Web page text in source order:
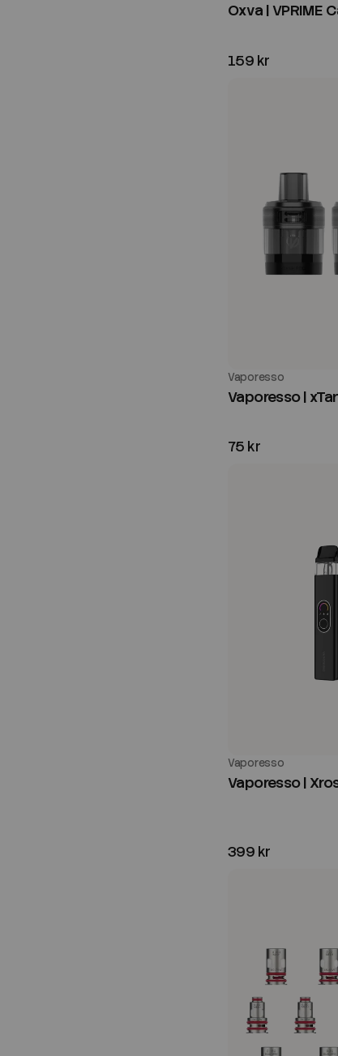
Oxva | VPRIME
159 kr
Vaporesso
Vaporesso |
75 kr
Vaporesso
Vaporesso |
399 kr